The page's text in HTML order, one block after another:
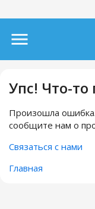
Упс! Что-
Произошла
сообщите нам о
Связаться с нами
Главная